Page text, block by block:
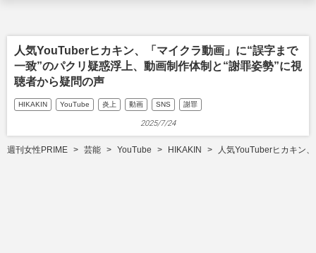
人気YouTuberヒカキン、「マイクラ動画」に“誤字まで
一致”のパクリ疑惑浮上、動画制作体制と“謝罪姿勢”に視
聴者から疑問の声
HIKAKIN YouTube 炎上 動画 SNS 謝罪
2025/7/24
週刊女性PRIME 芸能 YouTube HIKAKIN 人気YouTuberヒカキン